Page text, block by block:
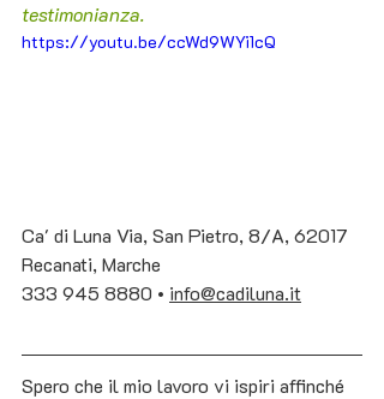
testimonianza.
https://youtu.be/ccWd9WYi1cQ
Ca' di Luna Via, San Pietro, 8/A, 62017
Recanati, Marche
333 945 8880 • info@cadiluna.it
Spero che il mio lavoro vi ispiri affinché